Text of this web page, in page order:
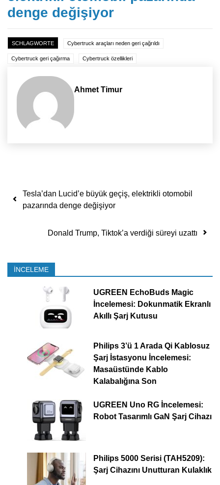
denge değişiyor
SCHLAGWORTE Cybertruck araçları neden geri çağrıldı
Cybertruck geri çağırma Cybertruck özellikleri
Ahmet Timur
Yazı dolaşımı
Tesla’dan Lucid’e büyük geçiş, elektrikli otomobil
pazarında denge değişiyor
Donald Trump, Tiktok’a verdiği süreyi uzattı
İNCELEME
UGREEN EchoBuds Magic
İncelemesi: Dokunmatik Ekranlı
Akıllı Şarj Kutusu
Philips 3’ü 1 Arada Qi Kablosuz
Şarj İstasyonu İncelemesi:
Masaüstünde Kablo
Kalabalığına Son
UGREEN Uno RG İncelemesi:
Robot Tasarımlı GaN Şarj Cihazı
Philips 5000 Serisi (TAH5209):
Şarj Cihazını Unutturan Kulaklık